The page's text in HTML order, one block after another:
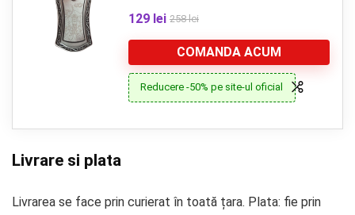
129 lei 258 lei
COMANDA ACUM
Reducere -50% pe site-ul oficial
Livrare si plata
Livrarea se face prin curierat în toată țara. Plata: fie prin